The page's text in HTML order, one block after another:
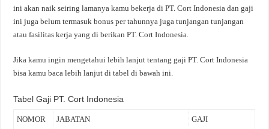
ini akan naik seiring lamanya kamu bekerja di PT. Cort Indonesia dan gaji
ini juga belum termasuk bonus per tahunnya juga tunjangan tunjangan
atau fasilitas kerja yang di berikan PT. Cort Indonesia.
Jika kamu ingin mengetahui lebih lanjut tentang gaji PT. Cort Indonesia
bisa kamu baca lebih lanjut di tabel di bawah ini.
Tabel Gaji PT. Cort Indonesia
NOMOR JABATAN GAJI